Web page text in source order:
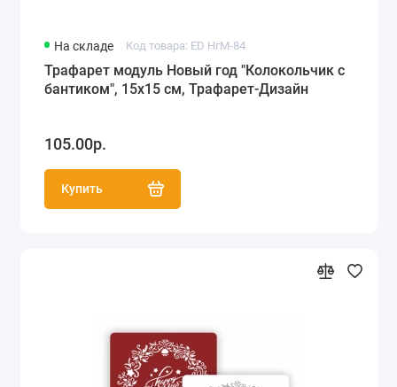
На складе Код товара: ED НгМ-84
Трафарет модуль Новый год "Колокольчик с
бантиком", 15х15 см, Трафарет-Дизайн
105.00р.
Купить